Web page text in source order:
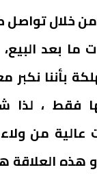
خلال تواصل
ما بعد
بأننا نكبر
فقط ، لذا
عالية من
و هذه